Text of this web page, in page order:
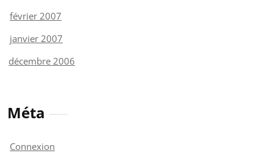
février 2007
janvier 2007
décembre 2006
Méta
Connexion